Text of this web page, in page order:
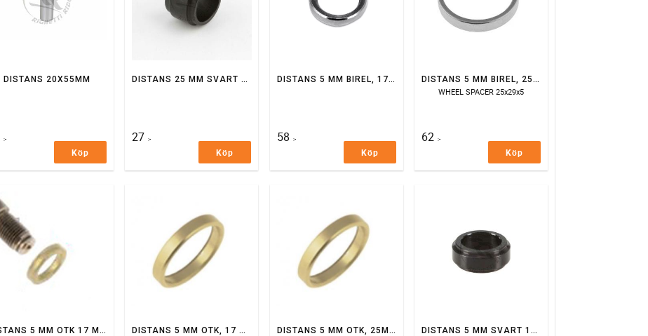
DISTANS 20X55MM
:-
Köp
DISTANS 25 MM SVART 25MM AXEL
27 :-
Köp
DISTANS 5 MM BIREL, 17 MM AXEL
58 :-
Köp
DISTANS 5 MM BIREL, 25 MM AXEL
WHEEL SPACER 25x29x5
62 :-
Köp
DISTANS 5 MM OTK 17 MM AXEL DISTANS 5 MM OTK, 17 MM AXEL DISTANS 5 MM OTK, 25MM AXEL DISTANS 5 MM SVART 17MM AXEL